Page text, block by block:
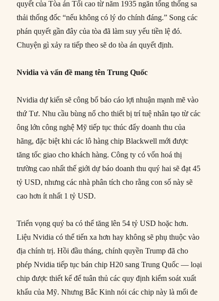
quyết của Tòa án Tối cao từ năm 1935 ngăn tổng thống sa
thải thống đốc “nếu không có lý do chính đáng.” Song các
phán quyết gần đây của tòa đã làm suy yếu tiền lệ đó.
Chuyện gì xảy ra tiếp theo sẽ do tòa án quyết định.
Nvidia và vấn đề mang tên Trung Quốc
Nvidia dự kiến sẽ công bố báo cáo lợi nhuận mạnh mẽ vào
thứ Tư. Nhu cầu bùng nổ cho thiết bị trí tuệ nhân tạo từ các
ông lớn công nghệ Mỹ tiếp tục thúc đẩy doanh thu của
hãng, đặc biệt khi các lô hàng chip Blackwell mới được
tăng tốc giao cho khách hàng. Công ty có vốn hoá thị
trường cao nhất thế giới dự báo doanh thu quý hai sẽ đạt 45
tỷ USD, nhưng các nhà phân tích cho rằng con số này sẽ
cao hơn ít nhất 1 tỷ USD.
Triển vọng quý ba có thể tăng lên 54 tỷ USD hoặc hơn.
Liệu Nvidia có thể tiến xa hơn hay không sẽ phụ thuộc vào
địa chính trị. Hồi đầu tháng, chính quyền Trump đã cho
phép Nvidia tiếp tục bán chip H20 sang Trung Quốc — loại
chip được thiết kế để tuân thủ các quy định kiểm soát xuất
khẩu của Mỹ. Nhưng Bắc Kinh nói các chip này là mối đe